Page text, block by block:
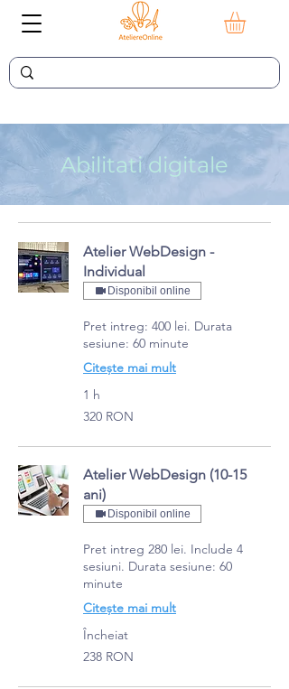
Abilitati digitale
Atelier WebDesign -
Individual
Disponibil online
Pret intreg: 400 lei. Durata
sesiune: 60 minute
Citește mai mult
1 h
320
de
320 RON
Atelier WebDesign (10-15
ani)
Disponibil online
Pret intreg 280 lei. Include 4
sesiuni. Durata sesiune: 60
minute
Citește mai mult
Încheiat
238
de
238 RON